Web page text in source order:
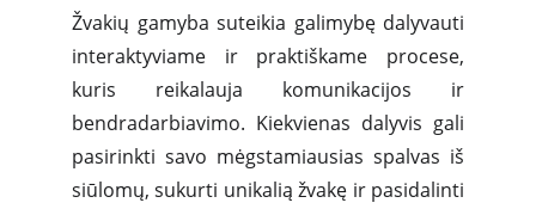
Žvakių gamyba suteikia galimybę dalyvauti
interaktyviame ir praktiškame procese,
kuris reikalauja komunikacijos ir
bendradarbiavimo. Kiekvienas dalyvis gali
pasirinkti savo mėgstamiausias spalvas iš
siūlomų, sukurti unikalią žvakę ir pasidalinti